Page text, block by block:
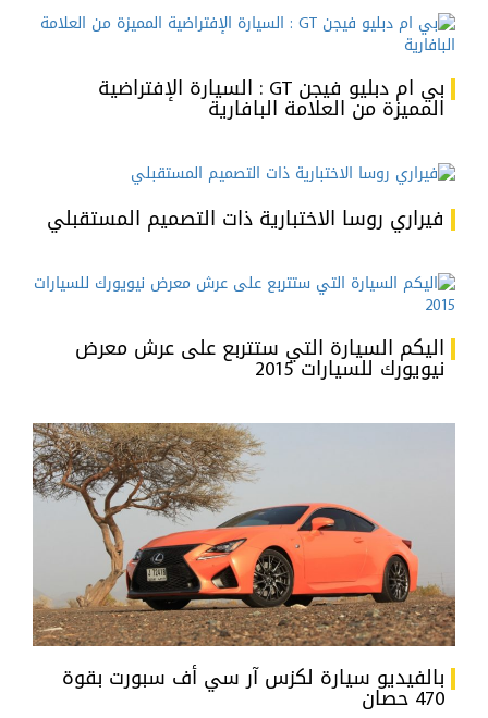
بي ام دبليو فيجن GT : السيارة الإفتراضية
المميزة من العلامة البافارية
فيراري روسا الاختبارية ذات التصميم المستقبلي
اليكم السيارة التي ستتربع على عرش معرض
نيويورك للسيارات 2015
بالفيديو سيارة لكزس آر سي أف سبورت بقوة
470 حصان